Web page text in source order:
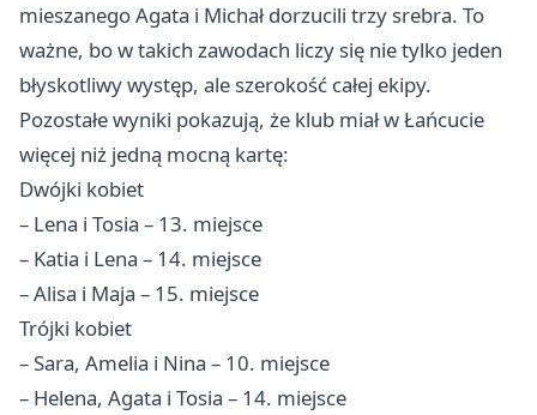
mieszanego Agata i Michał dorzucili trzy srebra. To
ważne, bo w takich zawodach liczy się nie tylko jeden
błyskotliwy występ, ale szerokość całej ekipy.
Pozostałe wyniki pokazują, że klub miał w Łańcucie
więcej niż jedną mocną kartę:
Dwójki kobiet
– Lena i Tosia – 13. miejsce
– Katia i Lena – 14. miejsce
– Alisa i Maja – 15. miejsce
Trójki kobiet
– Sara, Amelia i Nina – 10. miejsce
– Helena, Agata i Tosia – 14. miejsce